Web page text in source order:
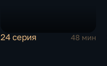
24 серия 48 мин